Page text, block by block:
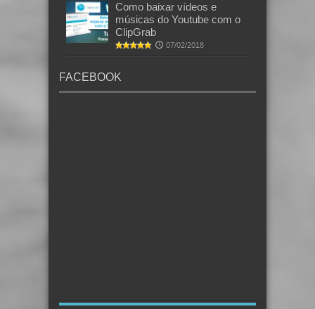
Como baixar vídeos e
músicas do Youtube com o
ClipGrab
07/02/2018
FACEBOOK